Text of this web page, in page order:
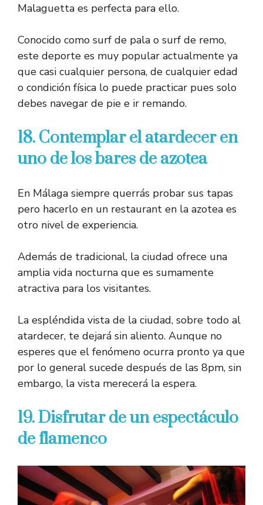
Malaguetta es perfecta para ello.
Conocido como surf de pala o surf de remo,
este deporte es muy popular actualmente ya
que casi cualquier persona, de cualquier edad
o condición física lo puede practicar pues solo
debes navegar de pie e ir remando.
18. Contemplar el atardecer en
uno de los bares de azotea
En Málaga siempre querrás probar sus tapas
pero hacerlo en un restaurant en la azotea es
otro nivel de experiencia.
Además de tradicional, la ciudad ofrece una
amplia vida nocturna que es sumamente
atractiva para los visitantes.
La espléndida vista de la ciudad, sobre todo al
atardecer, te dejará sin aliento. Aunque no
esperes que el fenómeno ocurra pronto ya que
por lo general sucede después de las 8pm, sin
embargo, la vista merecerá la espera.
19. Disfrutar de un espectáculo
de flamenco